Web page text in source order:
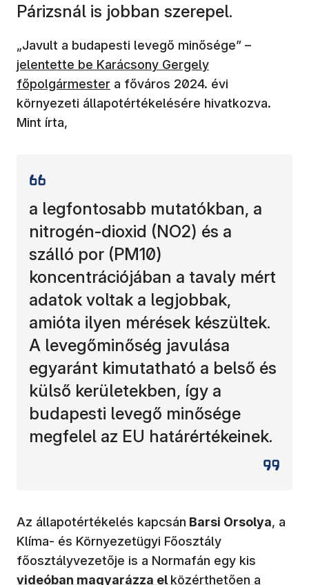
Párizsnál is jobban szerepel.
„Javult a budapesti levegő minősége” –(új
jelentette be Karácsony Gergely
főpolgármester a főváros 2024. évi
környezeti állapotértékelésére hivatkozva.
Mint írta,
a legfontosabb mutatókban, a
nitrogén-dioxid (NO2) és a
szálló por (PM10)
koncentrációjában a tavaly mért
adatok voltak a legjobbak,
amióta ilyen mérések készültek.
A levegőminőség javulása
egyaránt kimutatható a belső és
külső kerületekben, így a
budapesti levegő minősége
megfelel az EU határértékeinek.
Az állapotértékelés kapcsán Barsi Orsolya, a
Klíma- és Környezetügyi Főosztály
főosztályvezetője is a Normafán egy kis
videóban magyarázza el közérthetően a